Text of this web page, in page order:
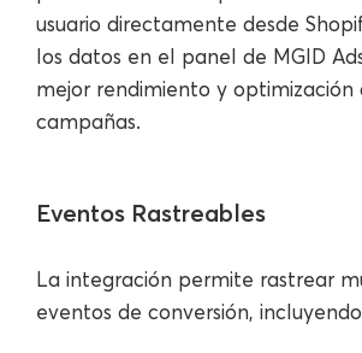
usuario directamente desde
los datos en el panel de MGID
mejor rendimiento y optimización
campañas.
Eventos Rastreables
La integración permite rastrear
eventos de conversión,